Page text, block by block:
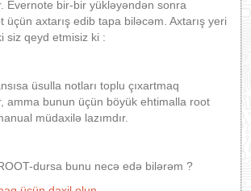
Evernote bir-bir yükləyəndən sonra
üçün axtarış edib tapa biləcəm. Axtarış yeri
siz qeyd etmisiz ki :
üsulla notları toplu çıxartmaq
amma bunun üçün böyük ehtimalla root
müdaxilə lazımdır.
dursa bunu necə edə bilərəm ?